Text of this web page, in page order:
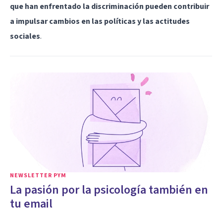
que han enfrentado la discriminación pueden contribuir
a impulsar cambios en las políticas y las actitudes
sociales.
NEWSLETTER PYM
La pasión por la psicología también en
tu email